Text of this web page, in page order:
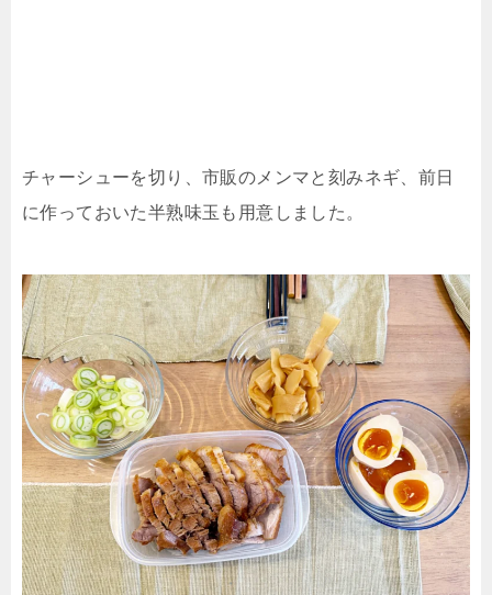
チャーシューを切り、市販のメンマと刻みネギ、前日
に作っておいた半熟味玉も用意しました。